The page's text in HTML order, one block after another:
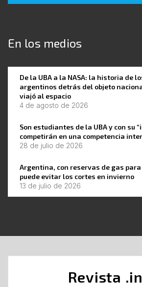
En los medios
De la UBA a la NASA: la historia de
argentinos detrás del objeto
viajó al espacio
4 de agosto de 2026
Son estudiantes de la UBA y con su
competirán en una competencia
28 de julio de 2026
Argentina, con reservas de gas
puede evitar los cortes en invierno
13 de julio de 2026
Revista